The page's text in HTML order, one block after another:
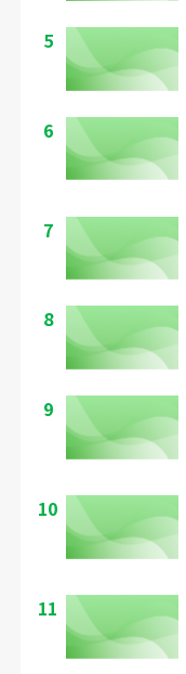
5
6
7
8
9
10
11